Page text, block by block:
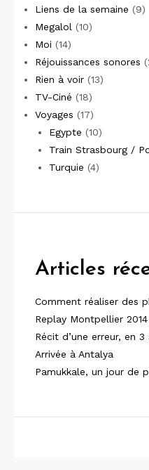
Liens de la semaine (9)
Megalol (10)
Moi (14)
Réjouissances sonores
Rien à voir (13)
TV-Ciné (18)
Voyages (17)
Egypte (10)
Train Strasbourg /
Turquie (4)
Articles
Comment réaliser des
Replay Montpellier 2014
Récit d’une erreur, en
Arrivée à Antalya
Pamukkale, un jour de